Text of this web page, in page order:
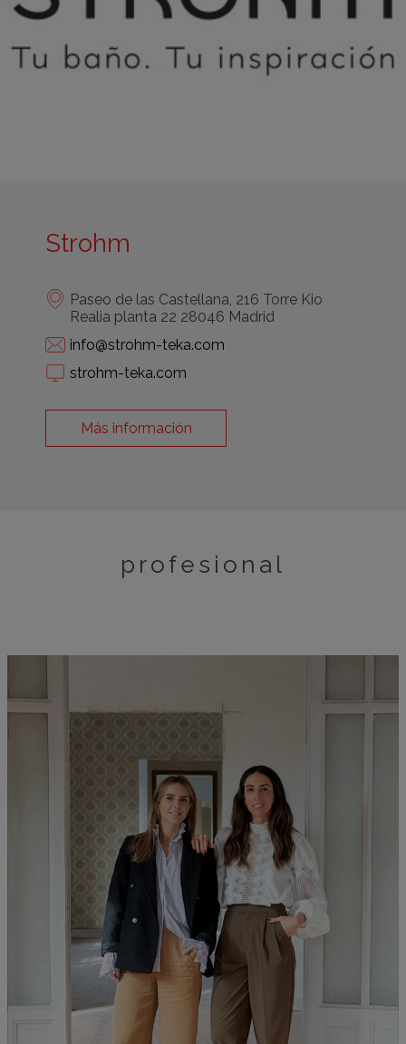
Strohm
Paseo de las Castellana, 216 Torre Kio
Realia planta 22 28046 Madrid
info@strohm-teka.com
strohm-teka.com
Más información
profesional